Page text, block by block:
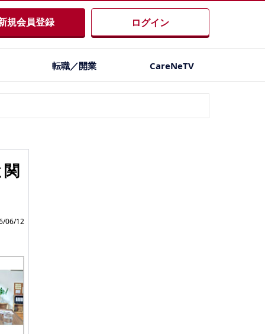
規会員登録 ログイン
転職／開業 CareNeTV
06/12